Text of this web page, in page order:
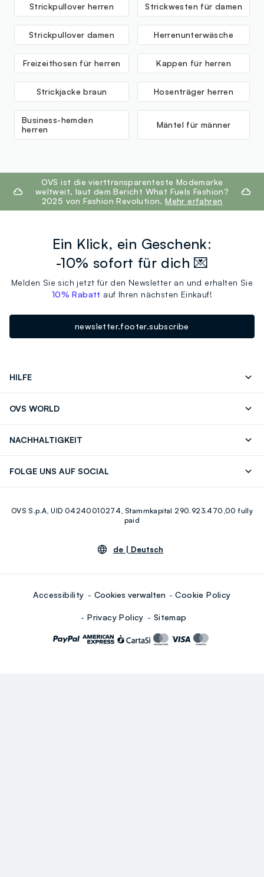
Strickpullover herren Strickwesten für damen
Strickpullover damen Herrenunterwäsche
Freizeithosen für herren Kappen für herren
Strickjacke braun Hosenträger herren
Business-hemden
herren
Mäntel für männer
footer.ariatitleOVS ist die vierttransparenteste Modemarke
weltweit, laut dem Bericht What Fuels Fashion?
2025 von Fashion Revolution.Mehr erfahren
Ein Klick, ein Geschenk:
-10% sofort für dich 💌
Melden Sie sich jetzt für den Newsletter an und erhalten Sie
10% Rabatt auf Ihren nächsten Einkauf!
newsletter.footer.subscribe
HILFE
Bestellung/Rücksendung
OVS WORLD
NACHHALTIGKEIT
FOLGE UNS AUF SOCIAL
Youtube Linkedin
OVS S.p.A, UID 04240010274, Stammkapital 290.923.470,00 fully
paid
de | Deutsch
Accessibility Cookies verwalten Cookie Policy
Privacy Policy Sitemap